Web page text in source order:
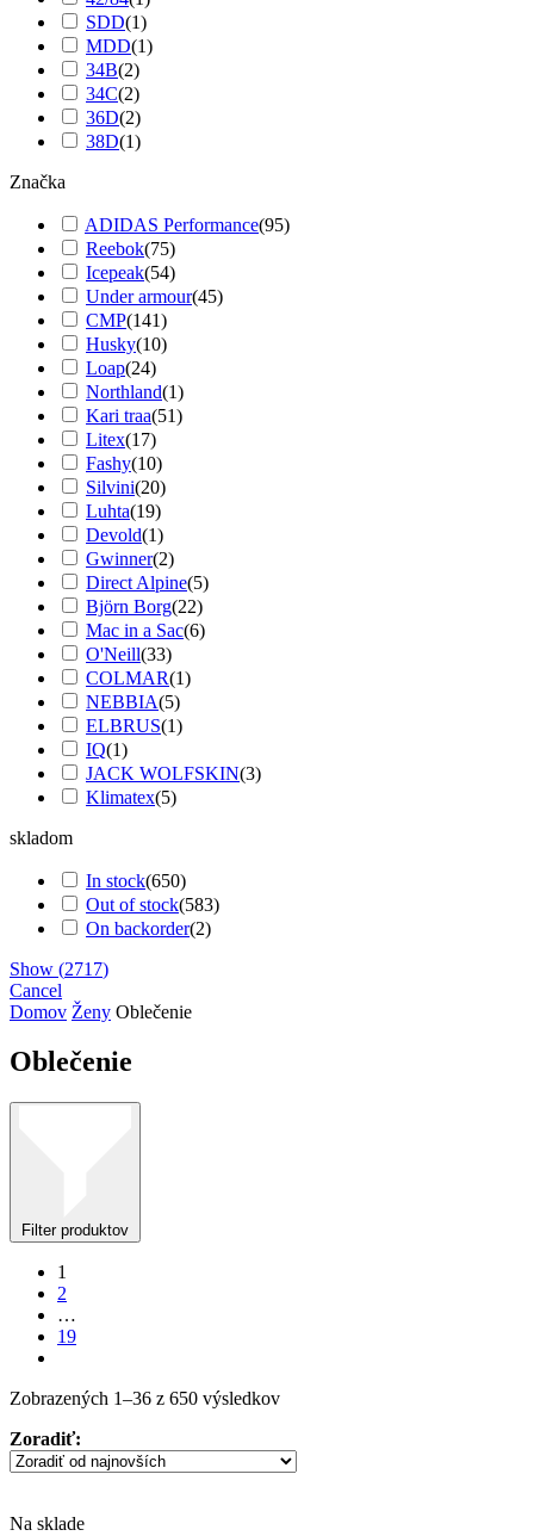
SDD(1)
MDD(1)
34B(2)
34C(2)
36D(2)
38D(1)
Značka
ADIDAS Performance(95)
Reebok(75)
Icepeak(54)
Under armour(45)
CMP(141)
Husky(10)
Loap(24)
Northland(1)
Kari traa(51)
Litex(17)
Fashy(10)
Silvini(20)
Luhta(19)
Devold(1)
Gwinner(2)
Direct Alpine(5)
Björn Borg(22)
Mac in a Sac(6)
O'Neill(33)
COLMAR(1)
NEBBIA(5)
ELBRUS(1)
IQ(1)
JACK WOLFSKIN(3)
Klimatex(5)
skladom
In stock(650)
Out of stock(583)
On backorder(2)
Show (2717)
Cancel
Domov Ženy Oblečenie
Oblečenie
Filter produktov
1
2
…
19
Zobrazených 1–36 z 650 výsledkovZoradené
Zoradiť:
Na sklade